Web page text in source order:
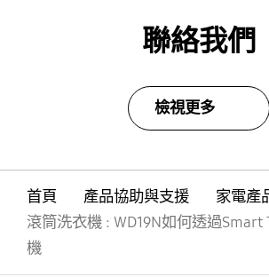
聯絡我們
檢視更多
首頁 產品協助與支援
家電產
滾筒洗衣機 : WD19N如何透過
機